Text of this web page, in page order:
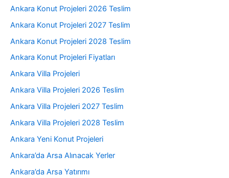
Ankara Konut Projeleri 2026 Teslim
Ankara Konut Projeleri 2027 Teslim
Ankara Konut Projeleri 2028 Teslim
Ankara Konut Projeleri Fiyatları
Ankara Villa Projeleri
Ankara Villa Projeleri 2026 Teslim
Ankara Villa Projeleri 2027 Teslim
Ankara Villa Projeleri 2028 Teslim
Ankara Yeni Konut Projeleri
Ankara’da Arsa Alınacak Yerler
Ankara’da Arsa Yatırımı